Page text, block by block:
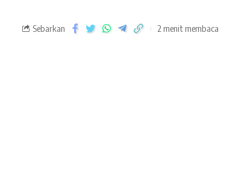
Sebarkan 2 menit membaca